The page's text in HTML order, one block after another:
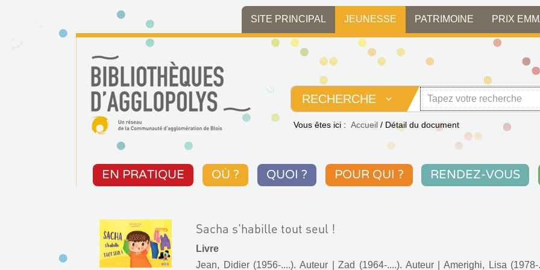
menu
contenu
la
SITE PRINCIPAL JEUNESSE PATRIMOINE PRIX
RECHERCHE
Vous êtes ici : Accueil / Détail du document
EN PRATIQUE OÙ ? QUOI ? POUR QUI ? RENDEZ-VOUS
Sacha s'habille tout seul !
Livre
Jean, Didier (1956-....). Auteur|Zad (1964-....). Auteur| Amerighi, Lisa (1978-